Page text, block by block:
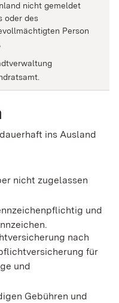
nicht gemeldet
oder des
Person
ins Ausland
nicht zugelassen
und
nach
für
und
Gebühren und